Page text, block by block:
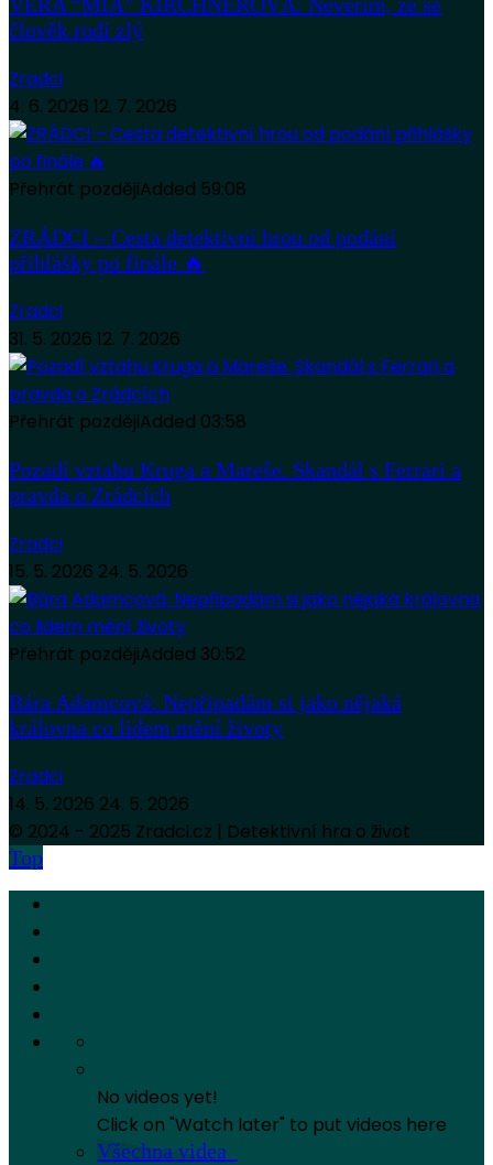
člověk rodí zlý
Zradci
4. 6. 2026 12. 7. 2026
Přehrát pozdějiAdded 59:08
ZRÁDCI – Cesta detektivní hrou od podání
přihlášky po finále 🔥
Zradci
31. 5. 2026 12. 7. 2026
Přehrát pozdějiAdded 03:58
Pozadí vztahu Kruga a Mareše. Skandál s Ferrari a
pravda o Zrádcích
Zradci
15. 5. 2026 24. 5. 2026
Přehrát pozdějiAdded 30:52
Bára Adamcová: Nepřipadám si jako nějaká
královna co lidem mění životy
Zradci
14. 5. 2026 24. 5. 2026
© 2024 - 2025 Zradci.cz | Detektivní hra o život
Top
No videos yet!
Click on "Watch later" to put videos here
Všechna videa